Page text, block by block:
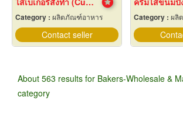
Category : ผลิตภัณฑ์อาหาร
Contact seller
Category :ผลิ
About 563 results for Bakers-Wholesale &
category